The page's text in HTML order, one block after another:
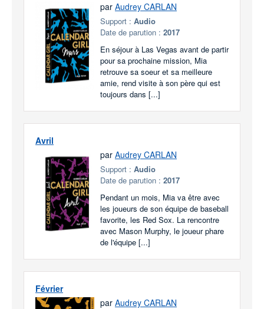
par Audrey CARLAN
Support : Audio
Date de parution : 2017
En séjour à Las Vegas avant de partir
pour sa prochaine mission, Mia
retrouve sa soeur et sa meilleure
amie, rend visite à son père qui est
toujours dans [...]
Avril
par Audrey CARLAN
Support : Audio
Date de parution : 2017
Pendant un mois, Mia va être avec
les joueurs de son équipe de baseball
favorite, les Red Sox. La rencontre
avec Mason Murphy, le joueur phare
de l'équipe [...]
Février
par Audrey CARLAN